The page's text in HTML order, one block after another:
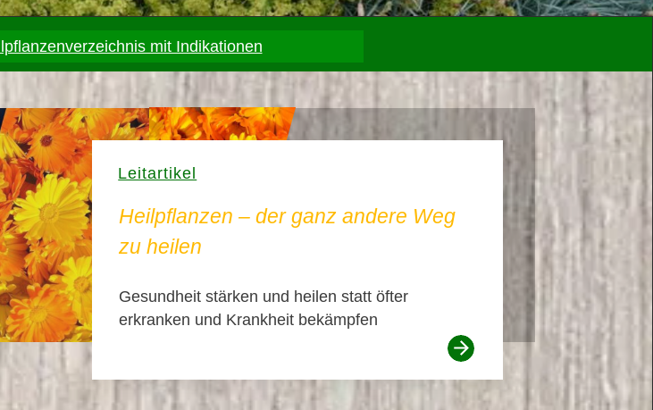
mit Indikationen
Leitartikel
Heilpflanzen – der ganz andere Weg
zu heilen
Gesundheit stärken und heilen statt öfter
erkranken und Krankheit bekämpfen